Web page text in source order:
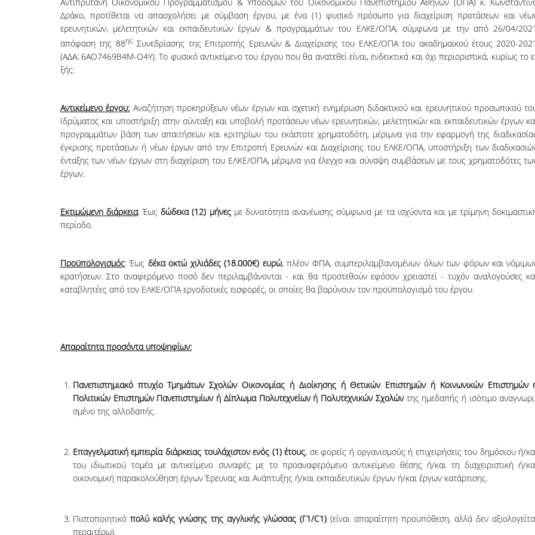
Δράκο, προ­τί­θεται να απασχολήσει με σύμβαση έργου, με ένα (1) φυσικό πρόσωπο για διαχείριση προτάσεων και
ερευνητικών, μελετητικών και εκπαιδευτικών έργων & προγραμμάτων του ΕΛΚΕ/ΟΠΑ, σύμφωνα με την από 26/04/2021
απόφαση της 88ηςΣυνεδρίασης της Επιτροπής Ερευνών & Διαχείρισης του ΕΛΚΕ/ΟΠΑ του ακαδημαϊκού έτους 2020-2021
(ΑΔΑ: 6ΑΟ7469Β4Μ-Ο4Υ). Το φυ­­­­σικό α­ντι­­­κεί­­με­νο του έργου που θα α­­να­τε­θεί εί­ναι, ενδεικτικά και όχι περιοριστικά, κυρίως το
ξής:
Αντικείμενο έργου: Αναζήτηση προκηρύξεων νέων έργων και σχετική ενημέρωση διδακτικού και ερευνητικού προσωπικού
Ιδρύματος και υποστήριξη στην σύνταξη και υποβολή προτάσεων νέων ερευνητικών, μελετητικών και εκπαιδευτικών έργων
προγραμμάτων βάση των απαιτήσεων και κριτηρίων του εκάστοτε χρηματοδότη, μέριμνα για την εφαρμογή της
έγκρισης προτάσεων ή νέων έργων από την Επιτροπή Ερευνών και Διαχείρισης του ΕΛΚΕ/ΟΠΑ, υποστήριξη των
ένταξης των νέων έργων στη διαχείριση του ΕΛΚΕ/ΟΠΑ, μέριμνα για έλεγχο και σύναψη συμβάσεων με τους χρηματοδότες
έργων.
Εκτιμώμενη διάρκεια: Έως δώδεκα (12) μήνεςμε δυνατότητα ανανέωσης σύμφωνα με τα ισχύοντα και με τρί­μηνη
περίοδο.
Προϋπολογισμός: Έως δέκα οκτώ χιλιάδες (18.000€) ευρώ, πλέον ΦΠΑ, συμπεριλαμβανομένων όλων των φόρων και
κρατήσεων. Στο αναφερόμενο ποσό δεν περιλαμβάνονται - και θα προστεθούν εφόσον χρειαστεί - τυχόν αναλογούσες
καταβλητέες από τον ΕΛΚΕ/ΟΠΑ εργοδοτικές εισφορές, οι οποίες θα βαρύνουν τον προϋπολογισμό του έργου.
Απαραίτητα προσόντα υποψηφίων:
Πανεπιστημιακό πτυχίο Τμημάτων Σχολών Οικονομίας ή Διοίκησης ή Θετικών Επιστημών ή Κοι­νω­νικών Ε­πι­στημών
Πολιτικών Επιστημών Πανε­πι­­στημίων ή Δίπλωμα Πολυ­τε­χ­νείων ή Πο­λυ­τε­­­­χνικών Σχολών της η­με­­δα­­πής ή ισότιμο
σμένο της αλ­λο­δα­πής.
Επαγγελματική εμπειρία διάρκειας τουλάχιστον ενός (1) έτους, σε φορείς ή οργανισμούς ή επιχειρήσεις του δημόσιου ή/
του ιδιωτικού τομέα με αντικείμενο συναφές με το προαναφερόμενο αντικείμενο θέσης ή/και τη διαχειριστική ή/
οικονομική παρα­κο­λού­θηση έρ­­­γων Έρευνας και Ανάπτυξης ή/και εκπαιδευτικών έργων ή/και έργων κατάρτισης.
Πιστοποιητικόπολύ καλής γνώσης της αγγλικής γλώσσας (Γ1/C1) (είναι απα­ραί­τη­τη προ­ϋ­­­πόθεση, αλ­λά δεν
περαιτέρω).
Bozidar J., MBA
The programme was for me so
than learning modern business
tools/methodologies and getting
strengths, values and aspirations
design my future career